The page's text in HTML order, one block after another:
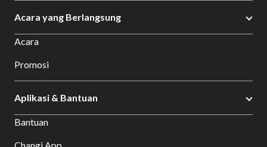
Acara yang Berlangsung
Acara
Promosi
Aplikasi & Bantuan
Bantuan